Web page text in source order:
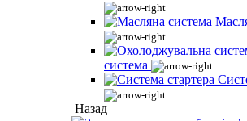
система
Назад